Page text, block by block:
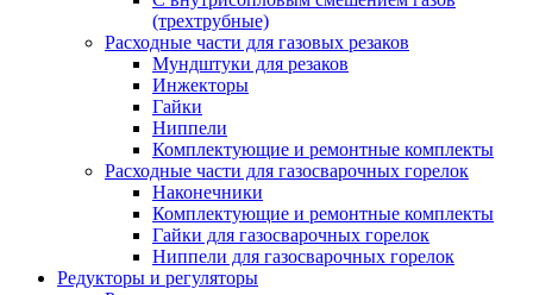
(трехтрубные)
Расходные части для газовых резаков
Мундштуки для резаков
Инжекторы
Гайки
Ниппели
Комплектующие и ремонтные комплекты
Расходные части для газосварочных горелок
Наконечники
Комплектующие и ремонтные комплекты
Гайки для газосварочных горелок
Ниппели для газосварочных горелок
Редукторы и регуляторы